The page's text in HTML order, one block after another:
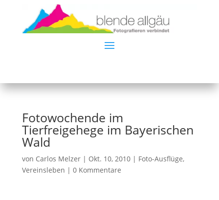
Fotowochende im
Tierfreigehege im Bayerischen
Wald
von Carlos Melzer| Okt. 10, 2010| Foto-Ausflüge,
Vereinsleben | 0 Kommentare